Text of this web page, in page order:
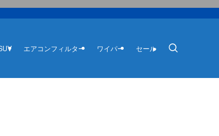
エアコンフィルター ワイパー セール